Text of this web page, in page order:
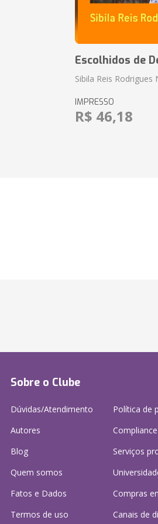
Escolhidos de
Sibila Reis Rodrigues
IMPRESSO
R$ 46,18
Sobre o Clube
Dúvidas/Atendimento
Autores
Blog
Quem somos
Fatos e Dados
Termos de uso
Política de
Serviços
Compras
Canais de